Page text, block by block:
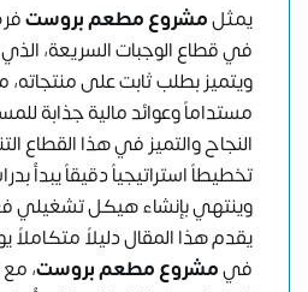
يمثلمشروع مطعم بروست
في قطاع الوجبات السريعة،
ويتميز بطلب ثابت على منتجاته،
مستداماً وعوائد مالية جذابة
النجاح والتميز في هذا القطاع
تخطيطاً استراتيجياً دقيقاً يبدأ
وينتهي بإنشاء هيكل تشغيلي
يقدم هذا المقال دليلاً متكاملاً
فيمشروع مطعم بروست،